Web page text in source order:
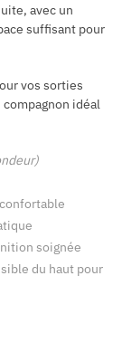
avec un
suffisant pour
vos sorties
idéal
soignée
du haut pour